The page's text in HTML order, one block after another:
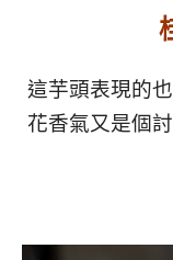
這芋頭表現的
花香氣又是個